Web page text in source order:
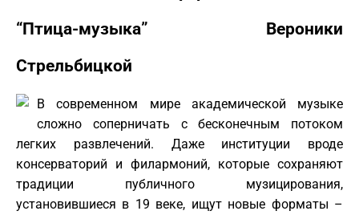
“Птица-музыка” Вероники
Стрельбицкой
В современном мире академической музыке
сложно соперничать с бесконечным потоком
легких развлечений. Даже институции вроде
консерваторий и филармоний, которые сохраняют
традиции публичного музицирования,
установившиеся в 19 веке, ищут новые форматы –